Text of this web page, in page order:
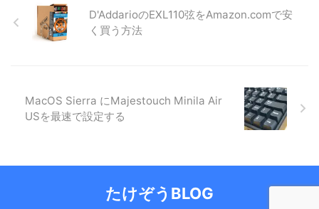
D'AddarioのEXL110弦をAmazon.comで安
く買う方法
MacOS Sierra にMajestouch Minila Air
USを最速で設定する
たけぞうBLOG